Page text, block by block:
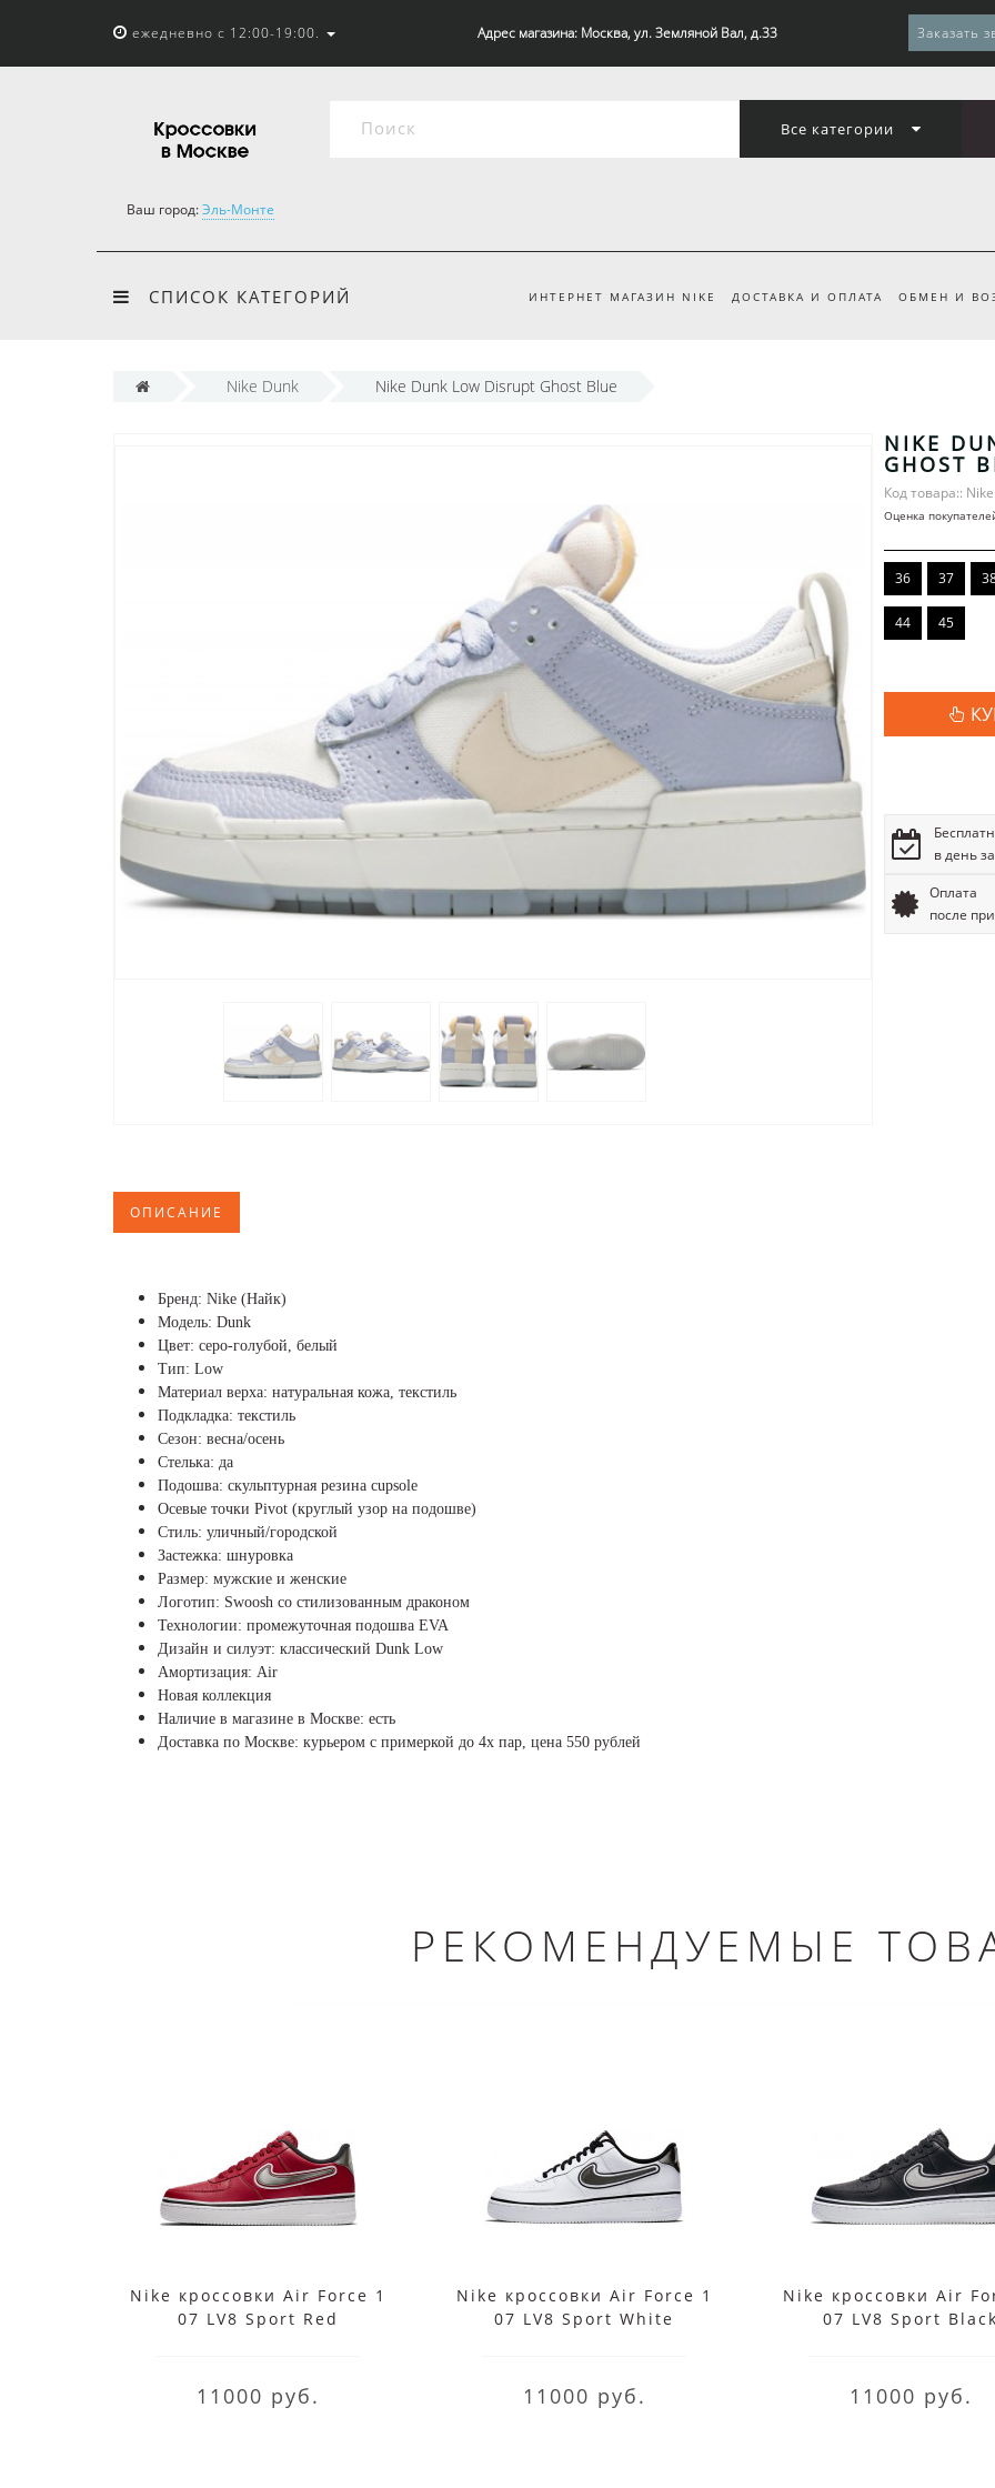
ежедневно с 12:00-19:00. Адрес магазина: Москва, ул. Земляной Вал, д.33 Заказать
Все категории
Ваш город:Эль-Монте
СПИСОК КАТЕГОРИЙ ИНТЕРНЕТ МАГАЗИН NIKE ДОСТАВКА И ОПЛАТА ОБМЕН И
Nike Dunk Nike Dunk Low Disrupt Ghost Blue
NIKE
GHOST
Код товара::
Оценка
36 37
44 45
в день
Оплата
после
ОПИСАНИЕ
Бренд: Nike (Найк)
Модель: Dunk
Цвет: серо-голубой, белый
Тип: Low
Материал верха: натуральная кожа, текстиль
Подкладка: текстиль
Сезон: весна/осень
Стелька: да
Подошва: скульптурная резина cupsole
Осевые точки Pivot (круглый узор на подошве)
Стиль: уличный/городской
Застежка: шнуровка
Размер: мужские и женские
Логотип: Swoosh со стилизованным драконом
Технологии: промежуточная подошва EVA
Дизайн и силуэт: классический Dunk Low
Амортизация: Air
Новая коллекция
Наличие в магазине в Москве: есть
Доставка по Москве: курьером с примеркой до 4х пар, цена 550 рублей
РЕКОМЕНДУЕМЫЕ
Nike кроссовки Air Force 1
07 LV8 Sport Red
11000 руб.
Nike кроссовки Air Force 1
07 LV8 Sport White
11000 руб.
Nike кроссовки Air
07 LV8 Sport
11000 руб.